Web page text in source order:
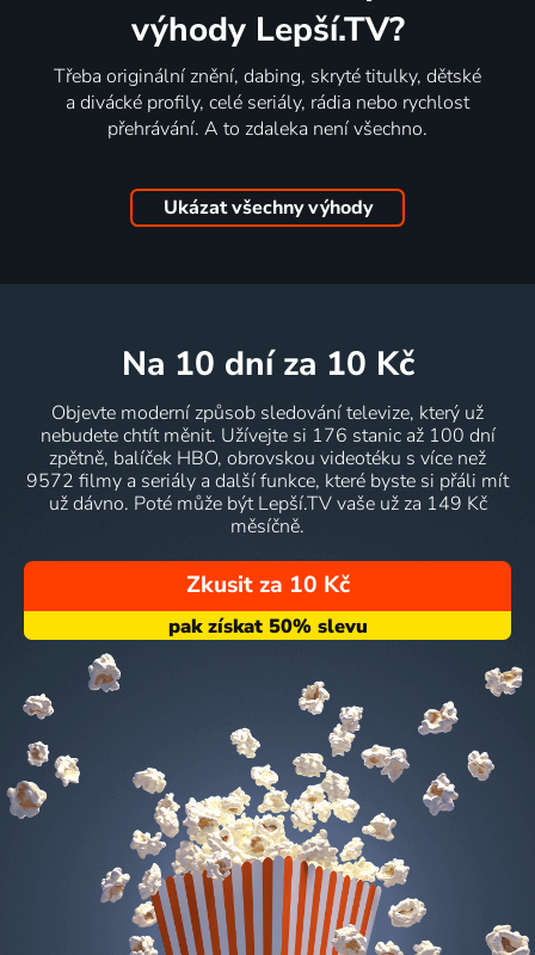
výhody Lepší.TV?
Třeba originální znění, dabing, skryté titulky, dětské
a divácké profily, celé seriály, rádia nebo rychlost
přehrávání. A to zdaleka není všechno.
Ukázat všechny výhody
na 10 dní za 10 Kč
Objevte moderní způsob sledování televize, který už
nebudete chtít měnit. Užívejte si 176 stanic až 100 dní
zpětně, balíček HBO, obrovskou videotéku s více než
9572 filmy a seriály a další funkce, které byste si přáli mít
už dávno. Poté může být Lepší.TV vaše už za 149 Kč
měsíčně.
Zkusit za 10 Kč